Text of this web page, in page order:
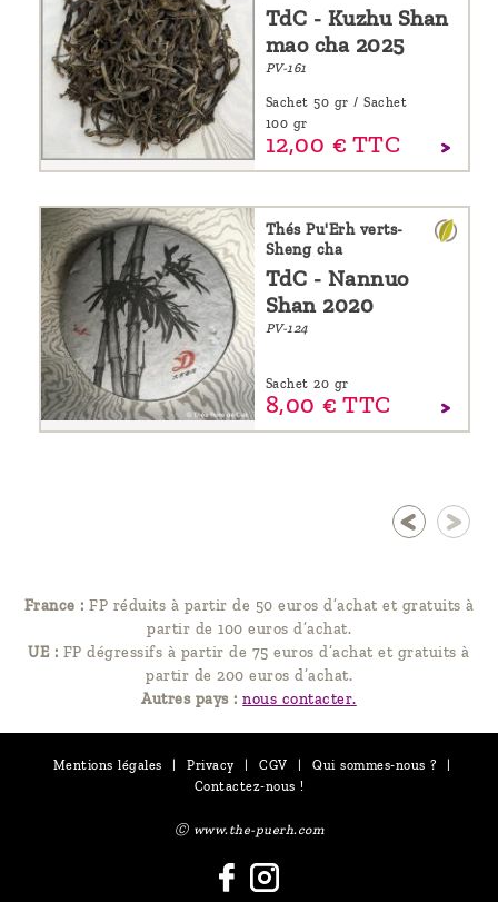
TdC - Kuzhu Shan
mao cha 2025
PV-161
Sachet 50 gr / Sachet
100 gr
12,00 € TTC
Thés Pu'Erh verts-
Sheng cha
TdC - Nannuo
Shan 2020
PV-124
Sachet 20 gr
8,00 € TTC
France : FP réduits à partir de 50 euros d’achat et gratuits à
partir de 100 euros d’achat.
UE : FP dégressifs à partir de 75 euros d’achat et gratuits à
partir de 200 euros d’achat.
Autres pays : nous contacter.
Mentions légales | Privacy | CGV | Qui sommes-nous ?
|
Contactez-nous !
Ⓒ www.the-puerh.com